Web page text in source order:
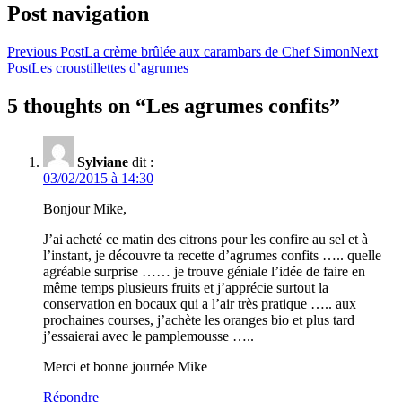
Post navigation
Previous PostLa crème brûlée aux carambars de Chef SimonNext
PostLes croustillettes d’agrumes
5 thoughts on “Les agrumes confits”
Sylviane dit :
03/02/2015 à 14:30
Bonjour Mike,
J’ai acheté ce matin des citrons pour les confire au sel et à
l’instant, je découvre ta recette d’agrumes confits ….. quelle
agréable surprise …… je trouve géniale l’idée de faire en
même temps plusieurs fruits et j’apprécie surtout la
conservation en bocaux qui a l’air très pratique ….. aux
prochaines courses, j’achète les oranges bio et plus tard
j’essaierai avec le pamplemousse …..
Merci et bonne journée Mike
Répondre